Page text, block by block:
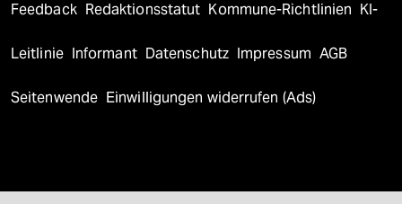
Feedback Redaktionsstatut Kommune-Richtlinien KI-
Leitlinie Informant Datenschutz Impressum AGB
Seitenwende Einwilligungen widerrufen (Ads)